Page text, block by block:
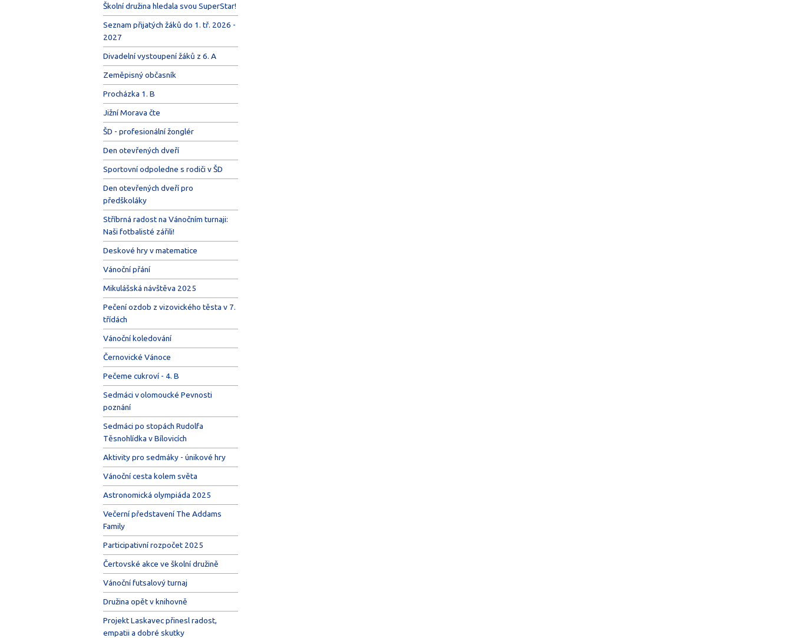
Školní družina hledala svou SuperStar!
Seznam přijatých žáků do 1. tř. 2026 -
2027
Divadelní vystoupení žáků z 6. A
Zeměpisný občasník
Procházka 1. B
Jižní Morava čte
ŠD - profesionální žonglér
Den otevřených dveří
Sportovní odpoledne s rodiči v ŠD
Den otevřených dveří pro
předškoláky
Stříbrná radost na Vánočním turnaji:
Naši fotbalisté zářili!
Deskové hry v matematice
Vánoční přání
Mikulášská návštěva 2025
Pečení ozdob z vizovického těsta v 7.
třídách
Vánoční koledování
Černovické Vánoce
Pečeme cukroví - 4. B
Sedmáci v olomoucké Pevnosti
poznání
Sedmáci po stopách Rudolfa
Těsnohlídka v Bílovicích
Aktivity pro sedmáky - únikové hry
Vánoční cesta kolem světa
Astronomická olympiáda 2025
Večerní představení The Addams
Family
Participativní rozpočet 2025
Čertovské akce ve školní družině
Vánoční futsalový turnaj
Družina opět v knihovně
Projekt Laskavec přinesl radost,
empatii a dobré skutky